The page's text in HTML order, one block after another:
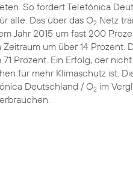
So fördert Telefónica
alle. Das über das O2 Netz
Jahr 2015 um fast 200
um über 14 Prozent.
Prozent. Ein Erfolg, der
für mehr Klimaschutz ist.
Deutschland / O2 im